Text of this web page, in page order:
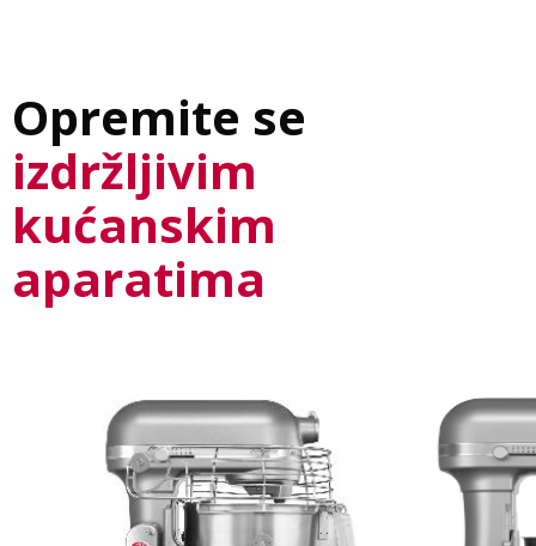
Opremite se
izdržljivim
kućanskim
aparatima